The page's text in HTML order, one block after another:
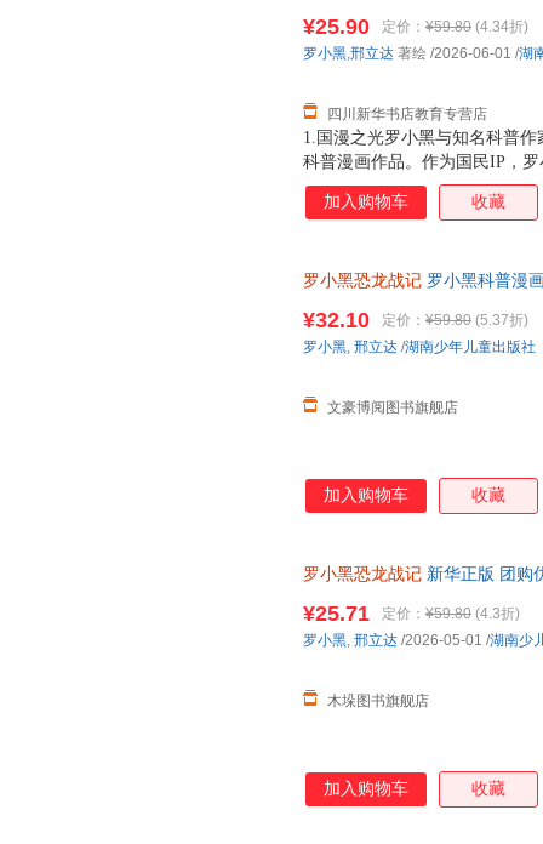
1.国漫之光罗小黑与知名科普
科普漫画作品。作为国民IP，
动画于2011年开始播放，B站
3.15亿票房，同名漫画书2015
得主，中国古生物学会科普工
20种恐龙的100+知识，兼具专
进恐龙世界，与这些史前巨兽
¥25.90 定价： ¥59.80 (4.34折)
四川新华书店教育专营店
罗小黑,邢立达 著绘 /2026-06-01 /湖
加入购物车 收藏
罗小黑恐龙战记 罗小黑科普漫
知识点。搭配化石实景指南，
前冒险之旅吧。
¥32.10 定价： ¥59.80 (5.37折)
文豪博阅图书旗舰店
罗小黑, 邢立达 /湖南少年儿童出版社
加入购物车 收藏
罗小黑恐龙战记 新华正版 团购
¥25.71 定价： ¥59.80 (4.3折)
木垛图书旗舰店
罗小黑, 邢立达 /2026-05-01 /湖南少
加入购物车 收藏